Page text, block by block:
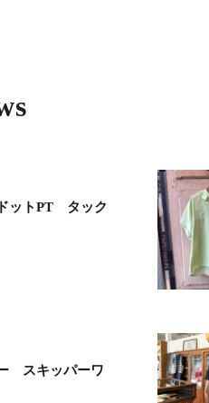
ットPT タック
スキッパーワ